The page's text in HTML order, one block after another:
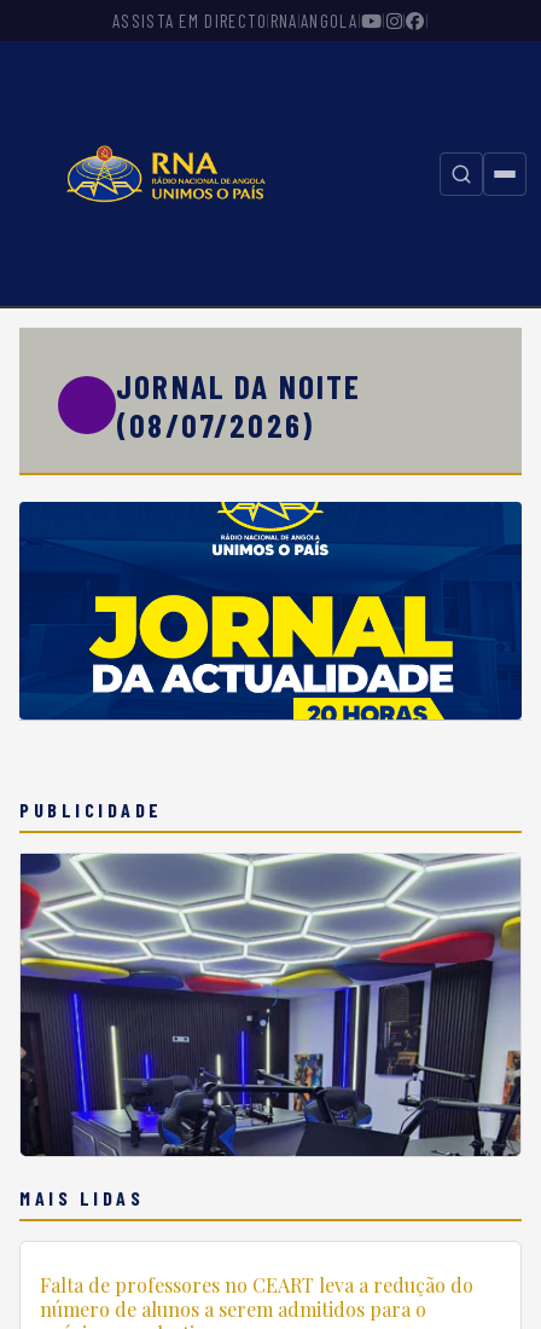
ASSISTA EM DIRECTO|RNA|ANGOLA| | | |
⚲
JORNAL DA NOITE
(08/07/2026)
PUBLICIDADE
MAIS LIDAS
Falta de professores no CEART leva a redução do
número de alunos a serem admitidos para o